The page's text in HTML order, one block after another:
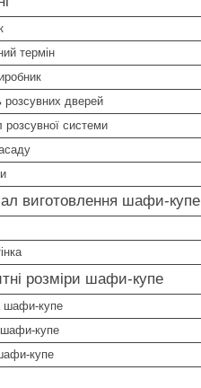
термін
розсувних дверей
розсувної системи
виготовлення шафи-купе
розміри шафи-купе
шафи-купе
шафи-купе
купе